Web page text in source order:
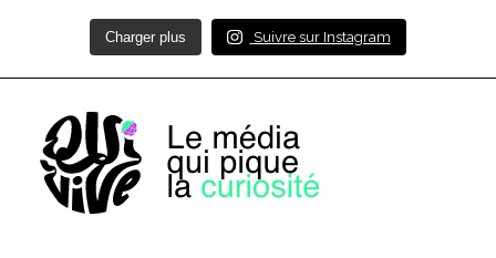
Charger plus Suivre sur Instagram